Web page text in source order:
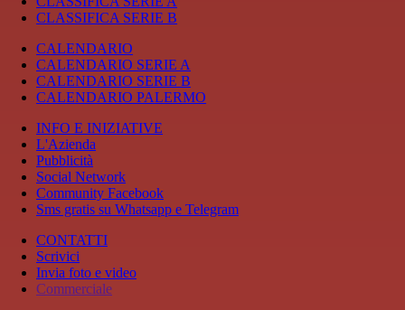
CLASSIFICA SERIE B
CALENDARIO
CALENDARIO SERIE A
CALENDARIO SERIE B
CALENDARIO PALERMO
INFO E INIZIATIVE
L'Azienda
Pubblicità
Social Network
Community Facebook
Sms gratis su Whatsapp e Telegram
CONTATTI
Scrivici
Invia foto e video
Commerciale